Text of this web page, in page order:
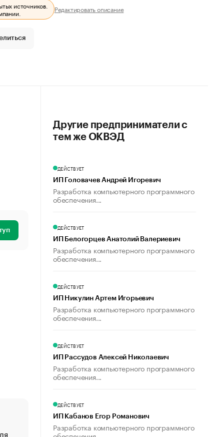
источников. Редактировать описание
«От спорта тело стареет иначе». Как живет глава
Другие предприниматели с
тем же ОКВЭД
ДЕЙСТВУЕТ
ИП Головачев Андрей Игоревич
Разработка компьютерного программного
обеспечения...
ДЕЙСТВУЕТ
ИП Белогорцев Анатолий Валериевич
Разработка компьютерного программного
обеспечения...
ДЕЙСТВУЕТ
ИП Никулин Артем Игорьевич
Разработка компьютерного программного
обеспечения...
ДЕЙСТВУЕТ
ИП Рассудов Алексей Николаевич
Разработка компьютерного программного
обеспечения...
ДЕЙСТВУЕТ
ИП Кабанов Егор Романович
Разработка компьютерного программного